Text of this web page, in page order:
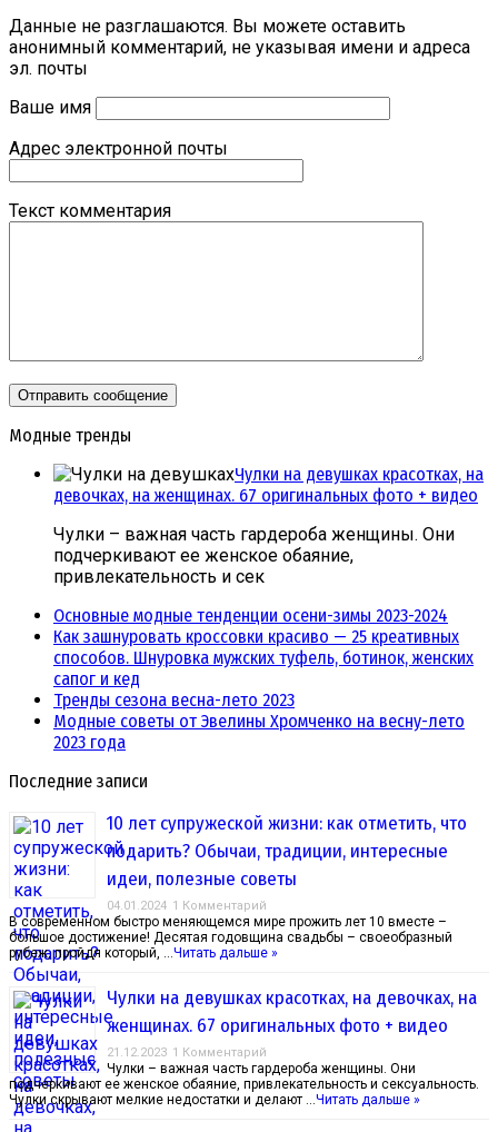
Данные не разглашаются. Вы можете оставить
анонимный комментарий, не указывая имени и адреса
эл. почты
Ваше имя
Адрес электронной почты
Текст комментария
Модные тренды
Чулки на девушках красотках, на
девочках, на женщинах. 67 оригинальных фото + видео
Чулки – важная часть гардероба женщины. Они
подчеркивают ее женское обаяние,
привлекательность и сек
Основные модные тенденции осени-зимы 2023-2024
Как зашнуровать кроссовки красиво — 25 креативных
способов. Шнуровка мужских туфель, ботинок, женских
сапог и кед
Тренды сезона весна-лето 2023
Модные советы от Эвелины Хромченко на весну-лето
2023 года
Последние записи
10 лет супружеской жизни: как отметить, что
подарить? Обычаи, традиции, интересные
идеи, полезные советы
04.01.2024 1 Комментарий
В современном быстро меняющемся мире прожить лет 10 вместе –
большое достижение! Десятая годовщина свадьбы – своеобразный
рубеж, пройдя который, …Читать дальше »
Чулки на девушках красотках, на девочках, на
женщинах. 67 оригинальных фото + видео
21.12.2023 1 Комментарий
Чулки – важная часть гардероба женщины. Они
подчеркивают ее женское обаяние, привлекательность и сексуальность.
Чулки скрывают мелкие недостатки и делают …Читать дальше »